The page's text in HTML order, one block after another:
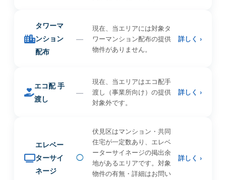
タワーマ
ンション
配布
—
現在、当エリアには対象タ
ワーマンション配布の提供
物件がありません。
詳しく ›
エコ配 手
渡し
—
現在、当エリアはエコ配手
渡し（事業所向け）の提供
対象外です。
詳しく ›
エレベー
ターサイ
ネージ
◯
伏見区はマンション・共同
住宅が一定数あり、エレベ
ーターサイネージの掲出余
地があるエリアです。対象
物件の有無・詳細はお問い
詳しく ›